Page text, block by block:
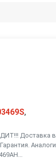
,
Доставка в
Аналоги